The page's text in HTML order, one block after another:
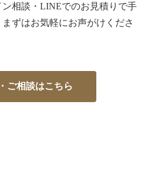
相談・LINEでのお見積りで手
ずはお気軽にお声がけくださ
ご相談はこちら